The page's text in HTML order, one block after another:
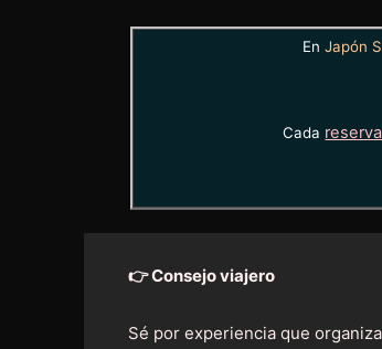
EnJapón
Cada
👉 Consejo viajero
Sé por experiencia que